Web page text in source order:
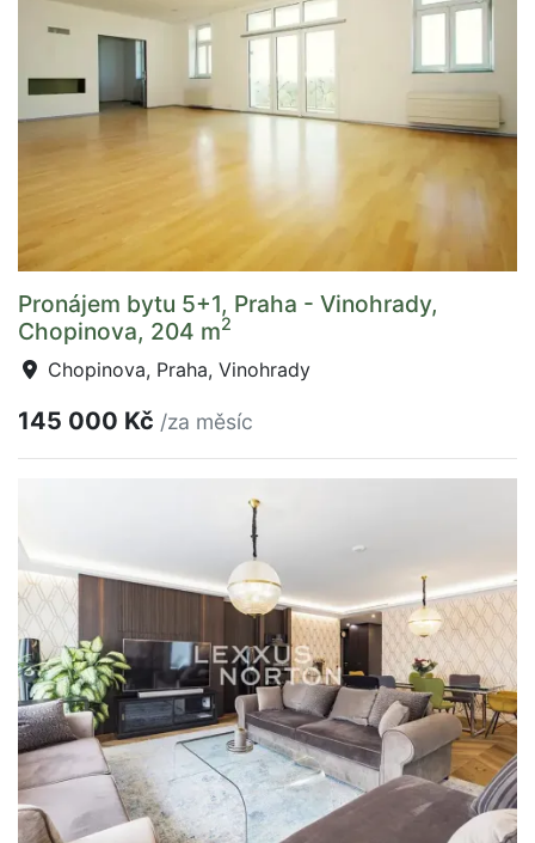
Pronájem bytu 5+1, Praha - Vinohrady,
Chopinova, 204 m2
Chopinova, Praha, Vinohrady
145 000 Kč /za měsíc